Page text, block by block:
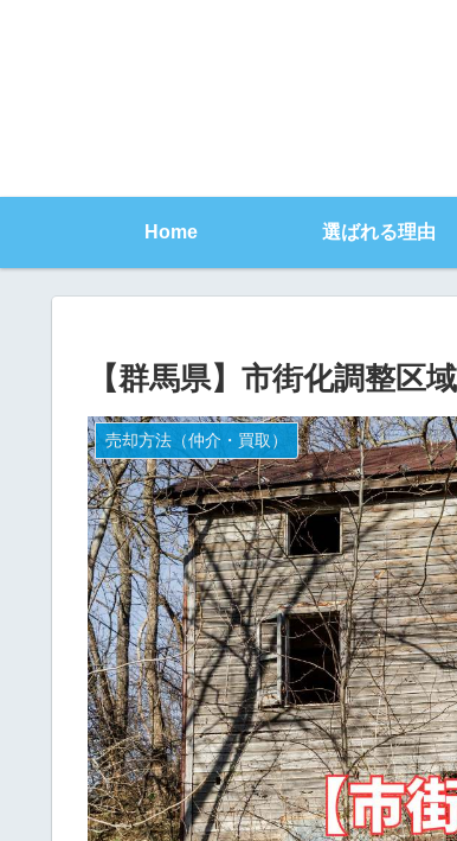
Home 選ばれる理由
【群馬県】市街化調整区
売却方法（仲介・買取）